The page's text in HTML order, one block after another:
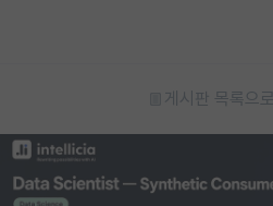
게시판 목록으